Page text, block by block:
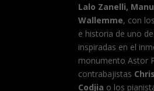
Lalo Zanelli,
Wallemme, con
e historia de uno
inspiradas en el
monumento Astor
contrabajistas
Codjia o los